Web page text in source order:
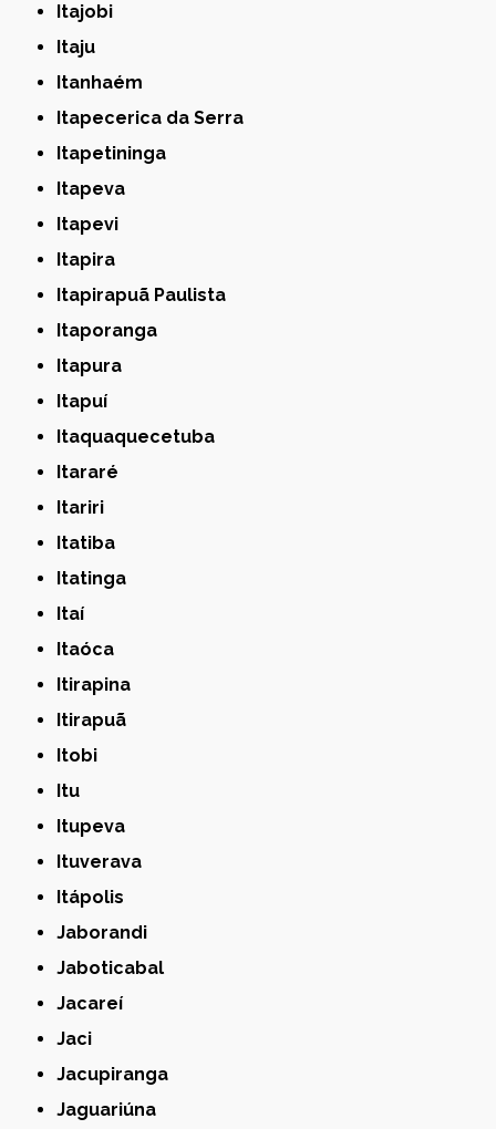
Itajobi
Itaju
Itanhaém
Itapecerica da Serra
Itapetininga
Itapeva
Itapevi
Itapira
Itapirapuã Paulista
Itaporanga
Itapura
Itapuí
Itaquaquecetuba
Itararé
Itariri
Itatiba
Itatinga
Itaí
Itaóca
Itirapina
Itirapuã
Itobi
Itu
Itupeva
Ituverava
Itápolis
Jaborandi
Jaboticabal
Jacareí
Jaci
Jacupiranga
Jaguariúna